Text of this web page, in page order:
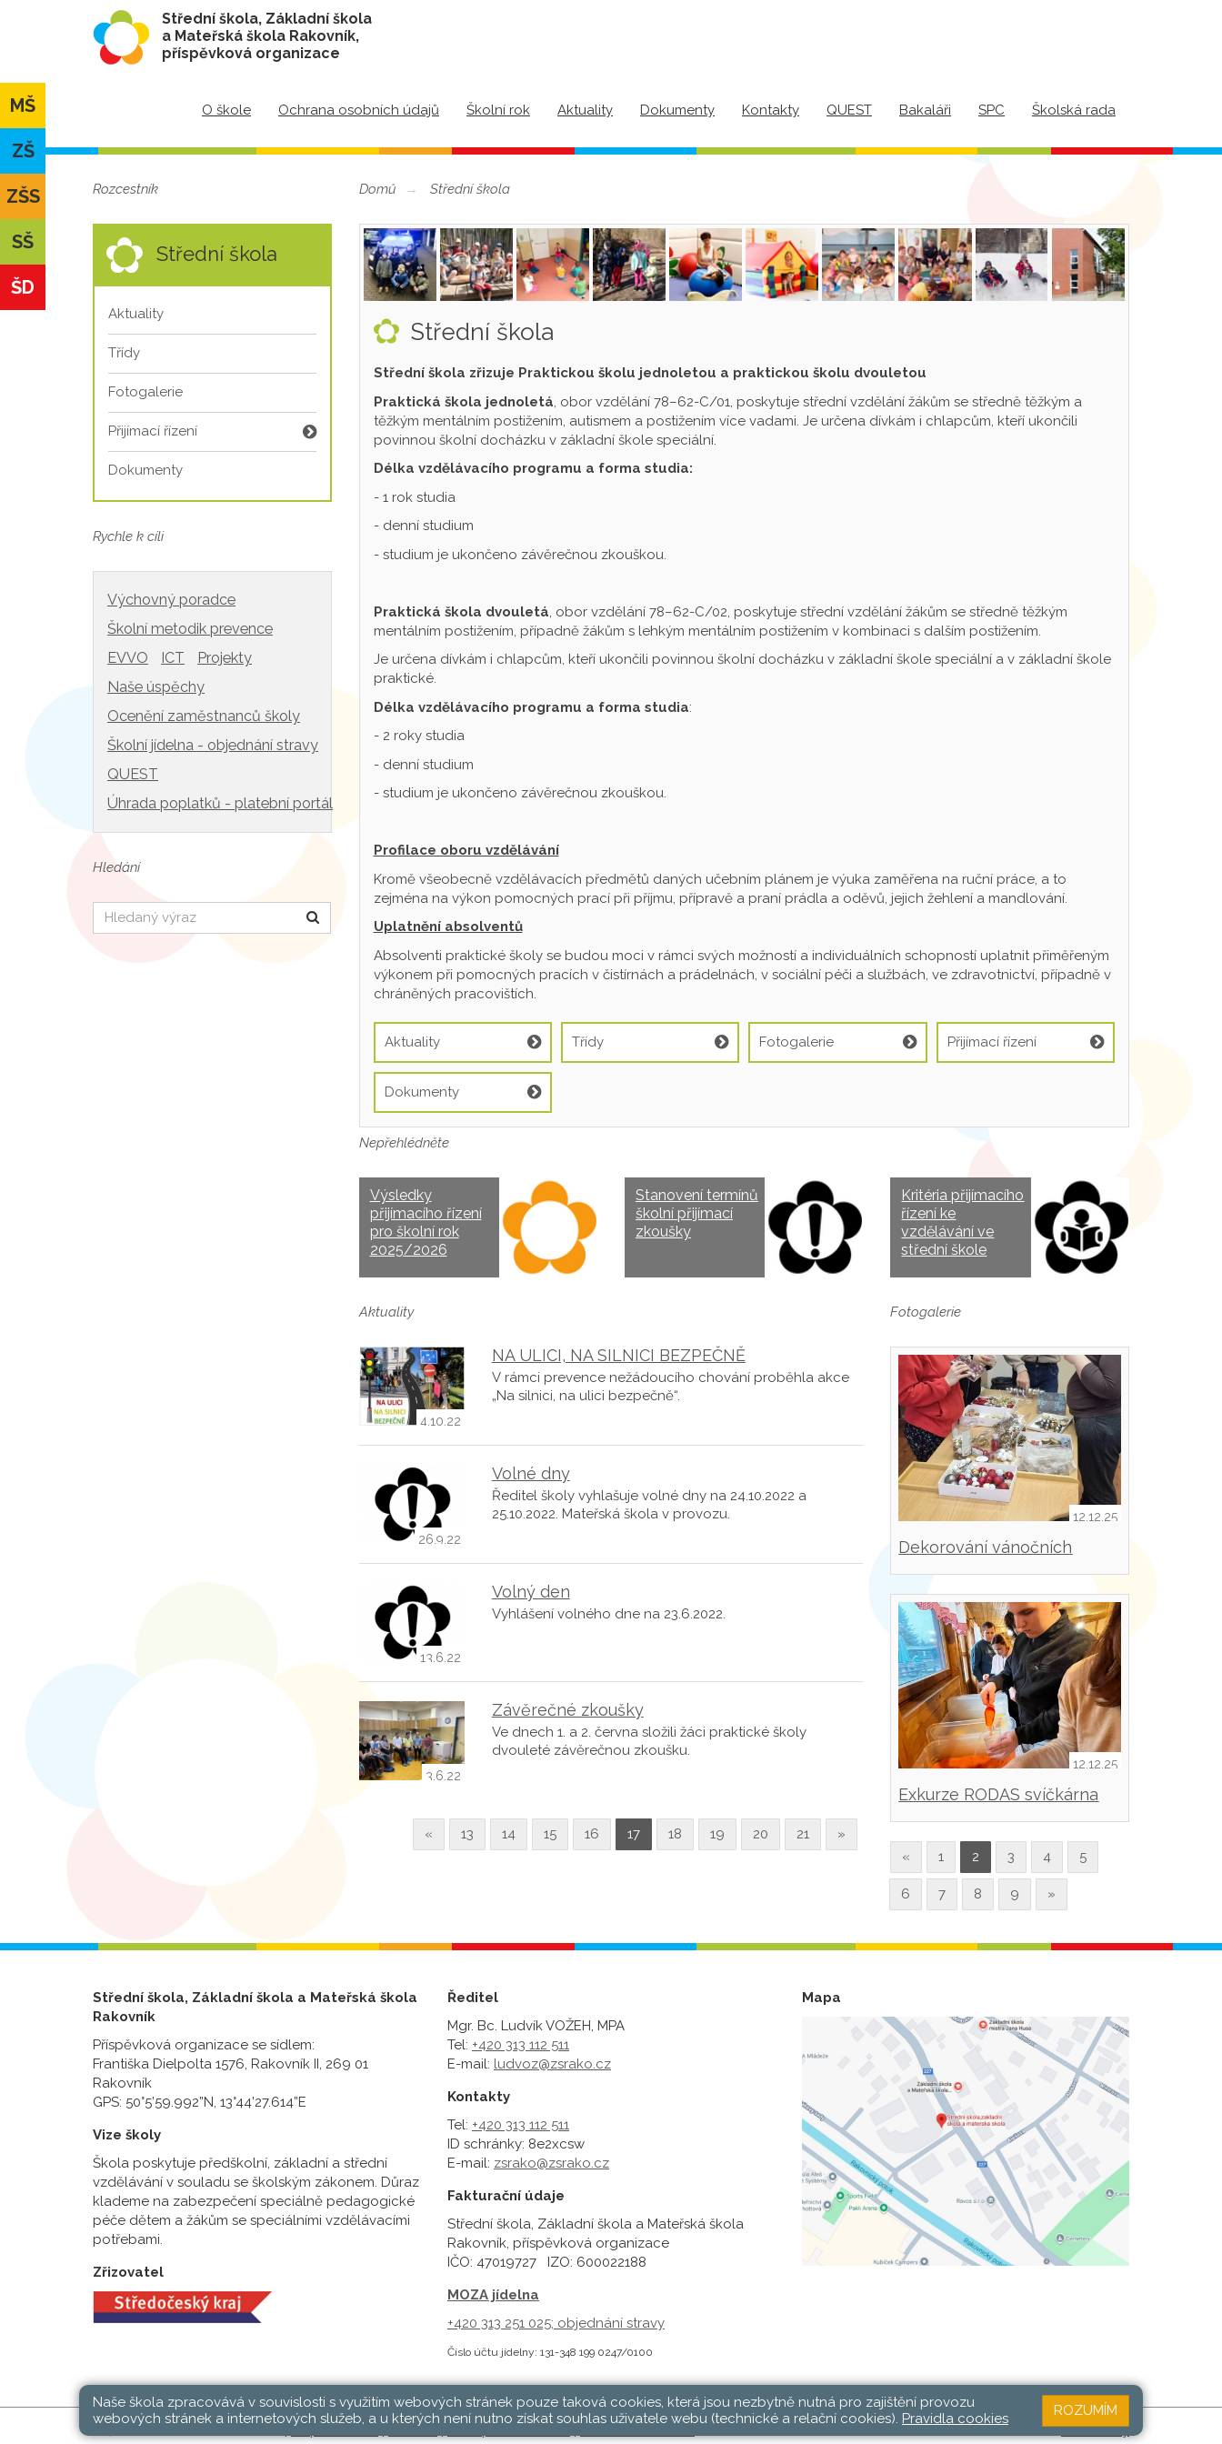
Střední škola, Základní škola
a Mateřská škola Rakovník,
příspěvková organizace
O škole Ochrana osobních údajů Školní rok Aktuality Dokumenty Kontakty QUEST Bakaláři SPC Školská rada
MŠ
ZŠ
ZŠS
SŠ
ŠD
Rozcestník
Střední škola
Aktuality
Třídy
Fotogalerie
Přijímací řízení
Dokumenty
Rychle k cíli
Výchovný poradce
Školní metodik prevence
EVVO
ICT
Projekty
Naše úspěchy
Ocenění zaměstnanců školy
Školní jídelna - objednání stravy
QUEST
Úhrada poplatků - platební portál
Hledání
Hledat
Domů Střední škola
Střední škola
Střední škola zřizuje Praktickou školu jednoletou a praktickou školu dvouletou
Praktická škola jednoletá, obor vzdělání 78–62-C/01, poskytuje střední vzdělání žákům se středně těžkým a
těžkým mentálním postižením, autismem a postižením více vadami. Je určena dívkám i chlapcům, kteří ukončili
povinnou školní docházku v základní škole speciální.
Délka vzdělávacího programu a forma studia:
- 1 rok studia
- denní studium
- studium je ukončeno závěrečnou zkouškou.
Praktická škola dvouletá, obor vzdělání 78–62-C/02, poskytuje střední vzdělání žákům se středně těžkým
mentálním postižením, případně žákům s lehkým mentálním postižením v kombinaci s dalším postižením.
Je určena dívkám i chlapcům, kteří ukončili povinnou školní docházku v základní škole speciální a v základní škole
praktické.
Délka vzdělávacího programu a forma studia:
- 2 roky studia
- denní studium
- studium je ukončeno závěrečnou zkouškou.
Profilace oboru vzdělávání
Kromě všeobecně vzdělávacích předmětů daných učebním plánem je výuka zaměřena na ruční práce, a to
zejména na výkon pomocných prací při příjmu, přípravě a praní prádla a oděvů, jejich žehlení a mandlování.
Uplatnění absolventů
Absolventi praktické školy se budou moci v rámci svých možností a individuálních schopností uplatnit přiměřeným
výkonem při pomocných pracích v čistírnách a prádelnách, v sociální péči a službách, ve zdravotnictví, případně v
chráněných pracovištích.
Aktuality Třídy Fotogalerie Přijímací řízení
Dokumenty
Nepřehlédněte
Výsledky
přijímacího řízení
pro školní rok
2025/2026
Stanovení termínů
školní přijímací
zkoušky
Kritéria přijímacího
řízení ke
vzdělávání ve
střední škole
Aktuality
4.10.22
NA ULICI, NA SILNICI BEZPEČNĚ
V rámci prevence nežádoucího chování proběhla akce
„Na silnici, na ulici bezpečně“.
26.9.22
Volné dny
Ředitel školy vyhlašuje volné dny na 24.10.2022 a
25.10.2022. Mateřská škola v provozu.
13.6.22
Volný den
Vyhlášení volného dne na 23.6.2022.
3.6.22
Závěrečné zkoušky
Ve dnech 1. a 2. června složili žáci praktické školy
dvouleté závěrečnou zkoušku.
« 13 14 15 16 17 18 19 20 21 »
Fotogalerie
12.12.25
Dekorování vánočních
12.12.25
Exkurze RODAS svíčkárna
« 1 2 3 4 5
6 7 8 9 »
Střední škola, Základní škola a Mateřská škola
Rakovník
Příspěvková organizace se sídlem:
Františka Dielpolta 1576, Rakovník II, 269 01
Rakovník
GPS: 50°5’59.992”N, 13°44’27.614”E
Vize školy
Škola poskytuje předškolní, základní a střední
vzdělávání v souladu se školským zákonem. Důraz
klademe na zabezpečení speciálně pedagogické
péče dětem a žákům se speciálními vzdělávacími
potřebami.
Zřizovatel
Ředitel
Mgr. Bc. Ludvík VOŽEH, MPA
Tel: +420 313 112 511
E-mail: ludvoz@zsrako.cz
Kontakty
Tel: +420 313 112 511
ID schránky: 8e2xcsw
E-mail: zsrako@zsrako.cz
Fakturační údaje
Střední škola, Základní škola a Mateřská škola
Rakovník, příspěvková organizace
IČO: 47019727 IZO: 600022188
MOZA jídelna
+420 313 251 025; objednání stravy
Číslo účtu jídelny: 131-348 199 0247/0100
Mapa
SŠ, ZŠ a MŠ Rakovník © 2026 | Mapa stránek Přihlásit Web školy
Naše škola zpracovává v souvislosti s využitím webových stránek pouze taková cookies, která jsou nezbytně nutná pro zajištění provozu
webových stránek a internetových služeb, a u kterých není nutno získat souhlas uživatele webu (technické a relační cookies). Pravidla cookies
ROZUMÍM